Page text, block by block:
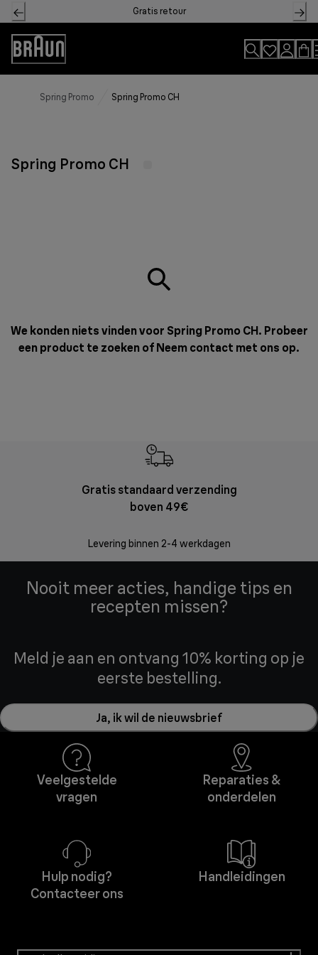
Skip
to
Content
Gratis retour
Toegankelijkheidsverklaring
Spring Promo Spring Promo CH
Spring Promo CH
We konden niets vinden voor Spring Promo CH. Probeer
een product te zoeken of Neem contact met ons op.
Gratis standaard verzending
boven 49€
Levering binnen 2-4 werkdagen
Nooit meer acties, handige tips en
recepten missen?
Meld je aan en ontvang 10% korting op je
eerste bestelling.
Ja, ik wil de nieuwsbrief
Veelgestelde
vragen
Reparaties &
onderdelen
Hulp nodig?
Contacteer ons
Handleidingen